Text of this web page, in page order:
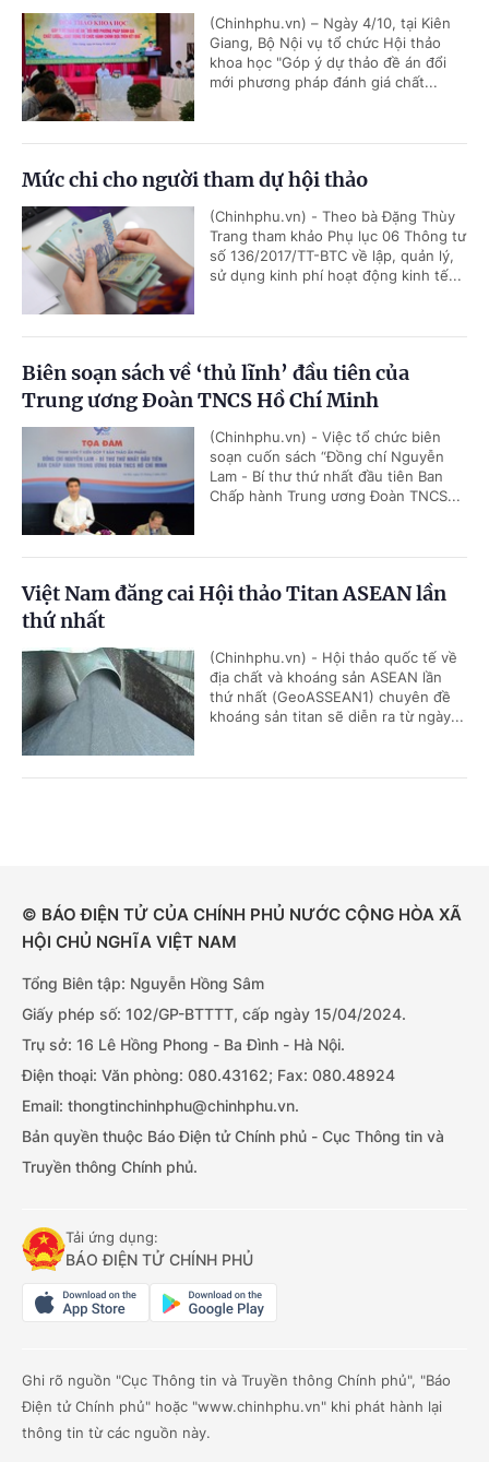
(Chinhphu.vn) – Ngày 4/10, tại Kiên
Giang, Bộ Nội vụ tổ chức Hội thảo
khoa học "Góp ý dự thảo đề án đổi
mới phương pháp đánh giá chất...
Mức chi cho người tham dự hội thảo
(Chinhphu.vn) - Theo bà Đặng Thùy
Trang tham khảo Phụ lục 06 Thông tư
số 136/2017/TT-BTC về lập, quản lý,
sử dụng kinh phí hoạt động kinh tế...
Biên soạn sách về ‘thủ lĩnh’ đầu tiên của
Trung ương Đoàn TNCS Hồ Chí Minh
(Chinhphu.vn) - Việc tổ chức biên
soạn cuốn sách “Đồng chí Nguyễn
Lam - Bí thư thứ nhất đầu tiên Ban
Chấp hành Trung ương Đoàn TNCS...
Việt Nam đăng cai Hội thảo Titan ASEAN lần
thứ nhất
(Chinhphu.vn) - Hội thảo quốc tế về
địa chất và khoáng sản ASEAN lần
thứ nhất (GeoASSEAN1) chuyên đề
khoáng sản titan sẽ diễn ra từ ngày...
© BÁO ĐIỆN TỬ CỦA CHÍNH PHỦ NƯỚC CỘNG HÒA XÃ
HỘI CHỦ NGHĨA VIỆT NAM
Tổng Biên tập: Nguyễn Hồng Sâm
Giấy phép số: 102/GP-BTTTT, cấp ngày 15/04/2024.
Trụ sở: 16 Lê Hồng Phong - Ba Đình - Hà Nội.
Điện thoại: Văn phòng: 080.43162; Fax: 080.48924
Email: thongtinchinhphu@chinhphu.vn.
Bản quyền thuộc Báo Điện tử Chính phủ - Cục Thông tin và
Truyền thông Chính phủ.
Tải ứng dụng:
BÁO ĐIỆN TỬ CHÍNH PHỦ
Ghi rõ nguồn "Cục Thông tin và Truyền thông Chính phủ", "Báo
Điện tử Chính phủ" hoặc "www.chinhphu.vn" khi phát hành lại
thông tin từ các nguồn này.